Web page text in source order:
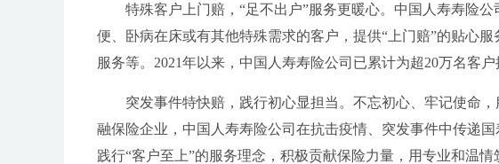
特殊客户上门赔，“足不出户”服务更暖心。中国人寿寿险
便、卧病在床或有其他特殊需求的客户，提供“上门赔”的贴心
服务等。2021年以来，中国人寿寿险公司已累计为超20万名客
突发事件特快赔，践行初心显担当。不忘初心、牢记使命
融保险企业，中国人寿寿险公司在抗击疫情、突发事件中传递
践行“客户至上”的服务理念，积极贡献保险力量，用专业和温情